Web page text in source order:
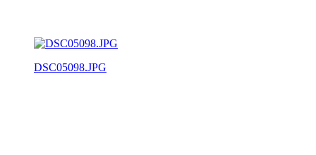
DSC05098.JPG